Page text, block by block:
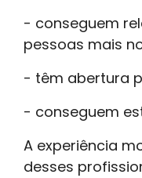
- conseguem
pessoas mais
- têm abertura
- conseguem
A experiência
desses